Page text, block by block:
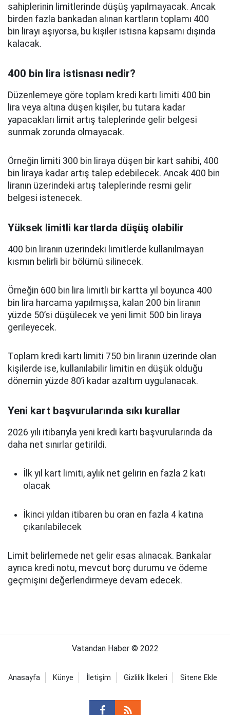
sahiplerinin limitlerinde düşüş yapılmayacak. Ancak
birden fazla bankadan alınan kartların toplamı 400
bin lirayı aşıyorsa, bu kişiler istisna kapsamı dışında
kalacak.
400 bin lira istisnası nedir?
Düzenlemeye göre toplam kredi kartı limiti 400 bin
lira veya altına düşen kişiler, bu tutara kadar
yapacakları limit artış taleplerinde gelir belgesi
sunmak zorunda olmayacak.
Örneğin limiti 300 bin liraya düşen bir kart sahibi, 400
bin liraya kadar artış talep edebilecek. Ancak 400 bin
liranın üzerindeki artış taleplerinde resmi gelir
belgesi istenecek.
Yüksek limitli kartlarda düşüş olabilir
400 bin liranın üzerindeki limitlerde kullanılmayan
kısmın belirli bir bölümü silinecek.
Örneğin 600 bin lira limitli bir kartta yıl boyunca 400
bin lira harcama yapılmışsa, kalan 200 bin liranın
yüzde 50’si düşülecek ve yeni limit 500 bin liraya
gerileyecek.
Toplam kredi kartı limiti 750 bin liranın üzerinde olan
kişilerde ise, kullanılabilir limitin en düşük olduğu
dönemin yüzde 80’i kadar azaltım uygulanacak.
Yeni kart başvurularında sıkı kurallar
2026 yılı itibarıyla yeni kredi kartı başvurularında da
daha net sınırlar getirildi.
İlk yıl kart limiti, aylık net gelirin en fazla 2 katı
olacak
İkinci yıldan itibaren bu oran en fazla 4 katına
çıkarılabilecek
Limit belirlemede net gelir esas alınacak. Bankalar
ayrıca kredi notu, mevcut borç durumu ve ödeme
geçmişini değerlendirmeye devam edecek.
Vatandan Haber © 2022
Anasayfa Künye İletişim Gizlilik İlkeleri Sitene Ekle